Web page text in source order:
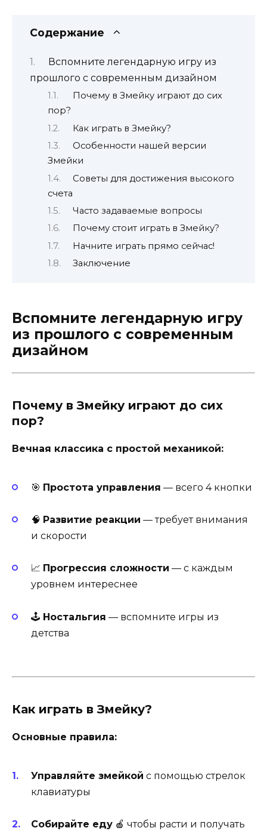
Содержание
Вспомните легендарную игру из
прошлого с современным дизайном
Почему в Змейку играют до сих
пор?
Как играть в Змейку?
Особенности нашей версии
Змейки
Советы для достижения высокого
счета
Часто задаваемые вопросы
Почему стоит играть в Змейку?
Начните играть прямо сейчас!
Заключение
Вспомните легендарную игру
из прошлого с современным
дизайном
Почему в Змейку играют до сих
пор?
Вечная классика с простой механикой:
🎯 Простота управления — всего 4 кнопки
🧠 Развитие реакции — требует внимания
и скорости
📈 Прогрессия сложности — с каждым
уровнем интереснее
🕹️ Ностальгия — вспомните игры из
детства
Как играть в Змейку?
Основные правила:
Управляйте змейкой с помощью стрелок
клавиатуры
Собирайте еду 🍎 чтобы расти и получать